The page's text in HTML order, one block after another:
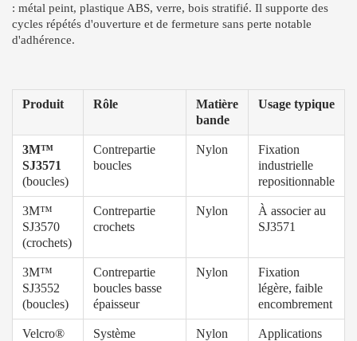
: métal peint, plastique ABS, verre, bois stratifié. Il supporte des
cycles répétés d'ouverture et de fermeture sans perte notable
d'adhérence.
Produit Rôle
Matière
bande
Usage typique
3M™
SJ3571
(boucles)
Contrepartie
boucles
Nylon
Fixation
industrielle
repositionnable
3M™
SJ3570
(crochets)
Contrepartie
crochets
Nylon
À associer au
SJ3571
3M™
SJ3552
(boucles)
Contrepartie
boucles basse
épaisseur
Nylon
Fixation
légère, faible
encombrement
Velcro®
Système
Nylon
Applications